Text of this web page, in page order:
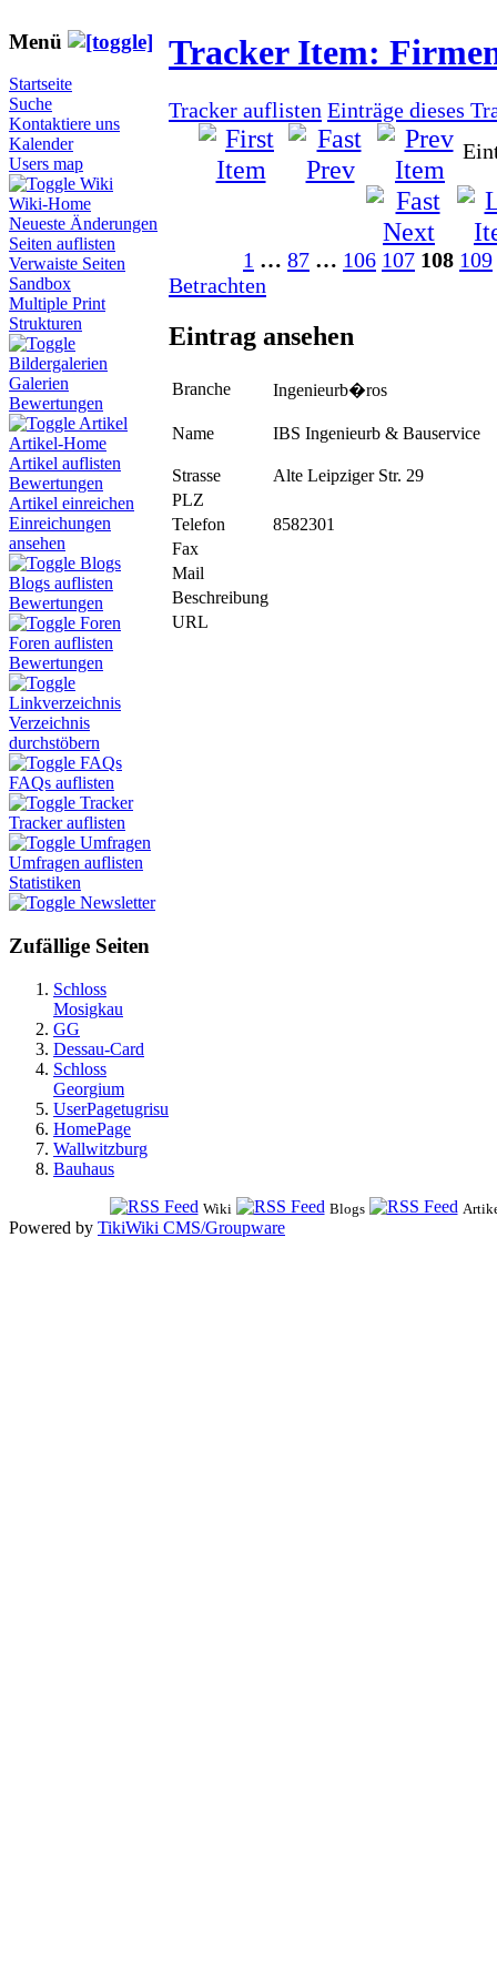
Menü
Startseite
Suche
Kontaktiere uns
Kalender
Users map
Wiki
Wiki-Home
Neueste Änderungen
Seiten auflisten
Verwaiste Seiten
Sandbox
Multiple Print
Strukturen
Bildergalerien
Galerien
Bewertungen
Artikel
Artikel-Home
Artikel auflisten
Bewertungen
Artikel einreichen
Einreichungen
ansehen
Blogs
Blogs auflisten
Bewertungen
Foren
Foren auflisten
Bewertungen
Linkverzeichnis
Verzeichnis
durchstöbern
FAQs
FAQs auflisten
Tracker
Tracker auflisten
Umfragen
Umfragen auflisten
Statistiken
Newsletter
Zufällige Seiten
Schloss
Mosigkau
GG
Dessau-Card
Schloss
Georgium
UserPagetugrisu
HomePage
Wallwitzburg
Bauhaus
Tracker Item:
Tracker auflisten Einträge dieses
1 … 87 … 106 107 108 109
Betrachten
Eintrag ansehen
Branche Ingenieurb�ros
Name IBS Ingenieurb & Bauservice
Strasse
Alte Leipziger Str. 29
PLZ
Telefon
8582301
Fax
Mail
Beschreibung
URL
Wiki Blogs
Powered by TikiWiki CMS/Groupware